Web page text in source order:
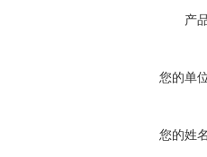
产
您的单
您的姓